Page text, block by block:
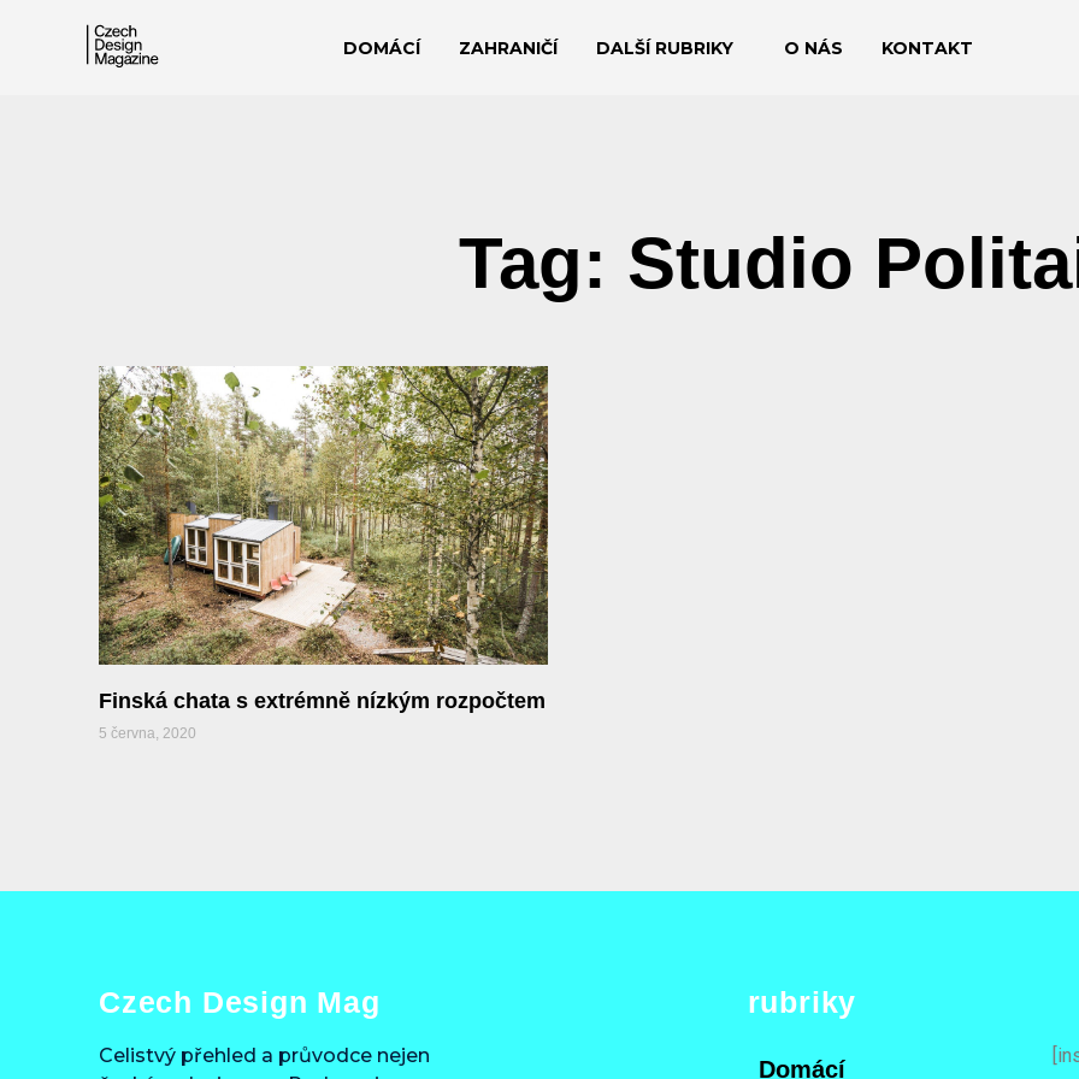
DOMÁCÍ ZAHRANIČÍ DALŠÍ RUBRIKY O NÁS KONTAKT
Tag: Studio
Finská chata s extrémně nízkým rozpočtem
5 června, 2020
Czech Design Mag
Celistvý přehled a průvodce nejen
rubriky
Domácí